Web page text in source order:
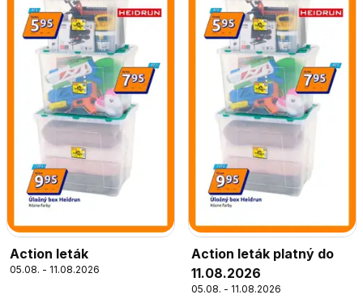
Action leták
05.08. - 11.08.2026
Action leták platný do
11.08.2026
05.08. - 11.08.2026